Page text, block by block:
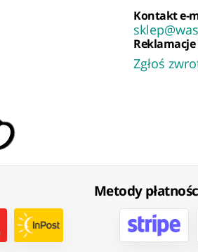
Kontakt e-
Zgłoś
Metody